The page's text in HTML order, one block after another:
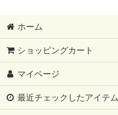
ホーム
ショッピングカート
マイページ
最近チェックしたアイテム